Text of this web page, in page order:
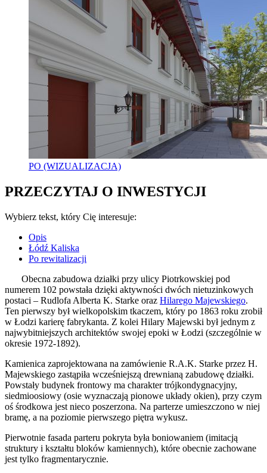
PO (WIZUALIZACJA)
PRZECZYTAJ O INWESTYCJI
Wybierz tekst, który Cię interesuje:
Opis
Łódź Kaliska
Po rewitalizacji
Obecna zabudowa działki przy ulicy Piotrkowskiej pod
numerem 102 powstała dzięki aktywności dwóch nietuzinkowych
postaci – Rudlofa Alberta K. Starke oraz Hilarego Majewskiego.
Ten pierwszy był wielkopolskim tkaczem, który po 1863 roku zrobił
w Łodzi karierę fabrykanta. Z kolei Hilary Majewski był jednym z
najwybitniejszych architektów swojej epoki w Łodzi (szczególnie w
okresie 1972-1892).
Kamienica zaprojektowana na zamówienie R.A.K. Starke przez H.
Majewskiego zastąpiła wcześniejszą drewnianą zabudowę działki.
Powstały budynek frontowy ma charakter trójkondygnacyjny,
siedmioosiowy (osie wyznaczają pionowe układy okien), przy czym
oś środkowa jest nieco poszerzona. Na parterze umieszczono w niej
bramę, a na poziomie pierwszego piętra wykusz.
Pierwotnie fasada parteru pokryta była boniowaniem (imitacją
struktury i kształtu bloków kamiennych), które obecnie zachowane
jest tylko fragmentarycznie.